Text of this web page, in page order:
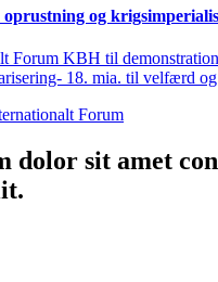
og
Forum KBH til
18. mia. til velfærd
Forum
dolor sit amet